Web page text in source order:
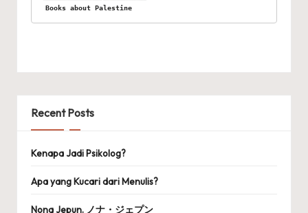
Books about Palestine
Recent Posts
Kenapa Jadi Psikolog?
Apa yang Kucari dari Menulis?
Nona Jepun. ノナ・ジェプン